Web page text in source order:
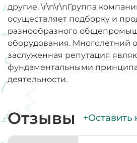
другие. \r\n\r\nГруппа
осуществляет подборку и
разнообразного
оборудования. Многолетний
заслуженная репутация
фундаментальными
деятельности.
Отзывы +Оставить